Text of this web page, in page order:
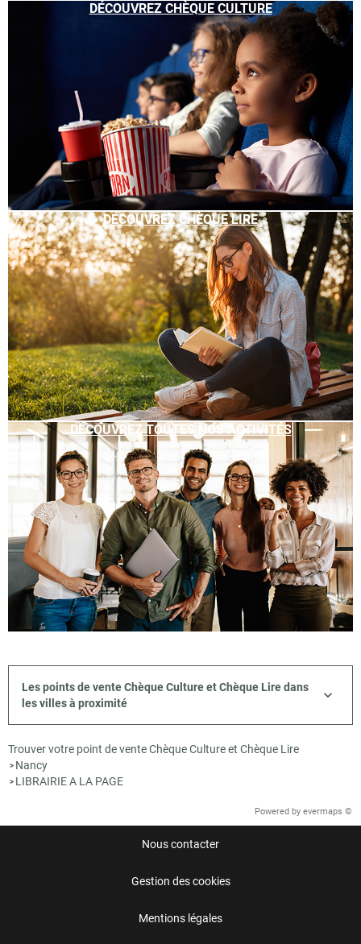
DÉCOUVREZ CHÈQUE CULTURE
DÉCOUVREZ CHÈQUE LIRE
DÉCOUVREZ TOUTES NOS ACTIVITÉS
Les points de vente Chèque Culture et Chèque Lire dans
les villes à proximité
Trouver votre point de vente Chèque Culture et Chèque Lire
> Nancy
> LIBRAIRIE A LA PAGE
Powered by evermaps ©
Nous contacter
Gestion des cookies
Mentions légales